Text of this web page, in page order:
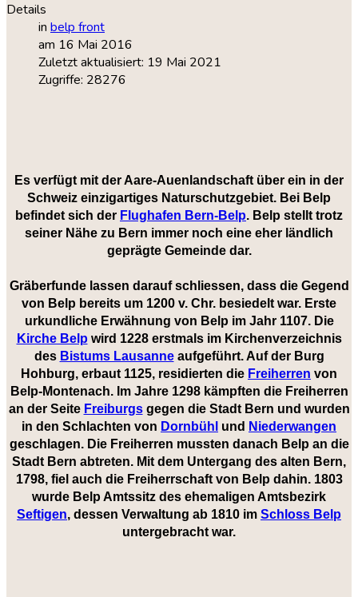
Details
in belp front
am 16 Mai 2016
Zuletzt aktualisiert: 19 Mai 2021
Zugriffe: 28276
Es verfügt mit der Aare-Auenlandschaft über ein in der
Schweiz einzigartiges Naturschutzgebiet. Bei Belp
befindet sich der Flughafen Bern-Belp. Belp stellt trotz
seiner Nähe zu Bern immer noch eine eher ländlich
geprägte Gemeinde dar.
Gräberfunde lassen darauf schliessen, dass die Gegend
von Belp bereits um 1200 v. Chr. besiedelt war. Erste
urkundliche Erwähnung von Belp im Jahr 1107. Die
Kirche Belp wird 1228 erstmals im Kirchenverzeichnis
des Bistums Lausanneaufgeführt. Auf der Burg
Hohburg, erbaut 1125, residierten die Freiherren von
Belp-Montenach. Im Jahre 1298 kämpften die Freiherren
an der Seite Freiburgsgegen die Stadt Bern und wurden
in den Schlachten von Dornbühl und Niederwangen
geschlagen. Die Freiherren mussten danach Belp an die
Stadt Bern abtreten. Mit dem Untergang des alten Bern,
1798, fiel auch die Freiherrschaft von Belp dahin. 1803
wurde Belp Amtssitz des ehemaligen Amtsbezirk
Seftigen, dessen Verwaltung ab 1810 im Schloss Belp
untergebracht war.